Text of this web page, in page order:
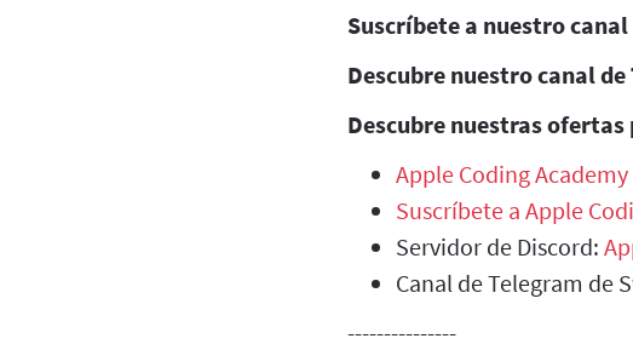
Suscríbete a nuestro canal
Descubre nuestro canal
Descubre nuestras ofertas
Apple Coding Academy
Suscríbete a Apple
Servidor de Discord:
Canal de Telegram de
---------------